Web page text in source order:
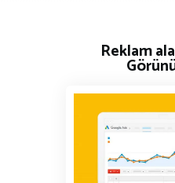
Reklam